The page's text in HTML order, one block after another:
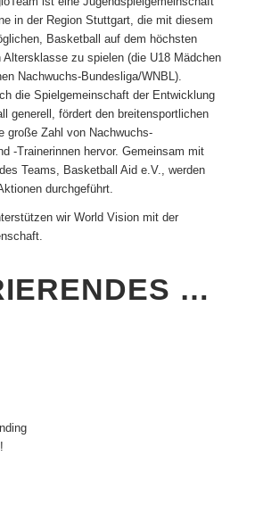
in der Region Stuttgart, die mit diesem
Basketball auf dem höchsten
Altersklasse zu spielen (die U18 Mädchen
Nachwuchs-Bundesliga/WNBL).
die Spielgemeinschaft der Entwicklung
generell, fördert den breitensportlichen
große Zahl von Nachwuchs-
-Trainerinnen hervor. Gemeinsam mit
Teams, Basketball Aid e.V., werden
durchgeführt.
wir World Visionmit der
…